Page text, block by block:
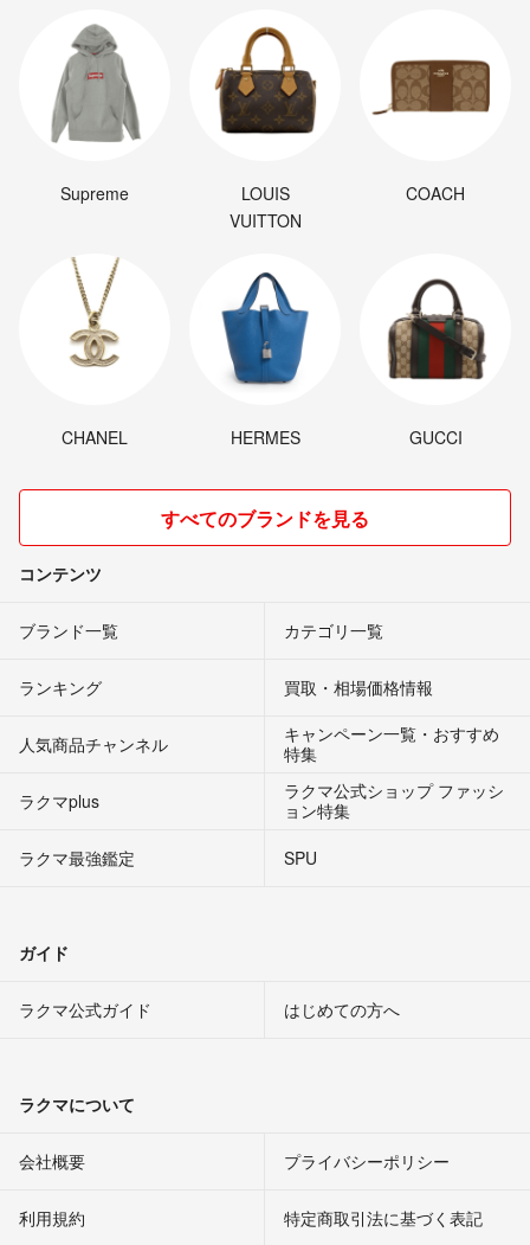
Supreme
LOUIS
VUITTON
COACH
CHANEL HERMES GUCCI
すべてのブランドを見る
コンテンツ
ブランド一覧 カテゴリ一覧
ランキング 買取・相場価格情報
人気商品チャンネル
キャンペーン一覧・おすすめ
特集
ラクマplus
ラクマ公式ショップ ファッシ
ョン特集
ラクマ最強鑑定
SPU
ガイド
ラクマ公式ガイド はじめての方へ
ラクマについて
会社概要 プライバシーポリシー
利用規約 特定商取引法に基づく表記